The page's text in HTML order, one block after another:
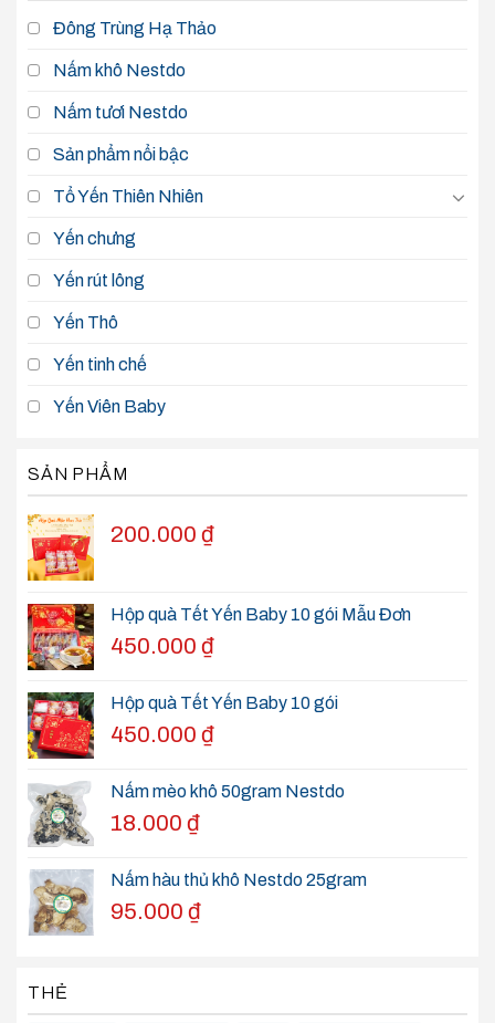
Đông Trùng Hạ Thảo
Nấm khô Nestdo
Nấm tươi Nestdo
Sản phẩm nổi bậc
Tổ Yến Thiên Nhiên
Yến chưng
Yến rút lông
Yến Thô
Yến tinh chế
Yến Viên Baby
SẢN PHẨM
200.000 ₫
Hộp quà Tết Yến Baby 10 gói Mẫu Đơn
450.000 ₫
Hộp quà Tết Yến Baby 10 gói
450.000 ₫
Nấm mèo khô 50gram Nestdo
18.000 ₫
Nấm hàu thủ khô Nestdo 25gram
95.000 ₫
THẺ